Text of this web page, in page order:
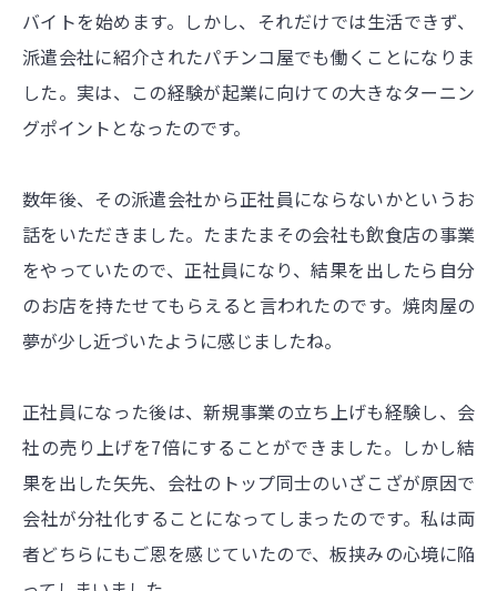
バイトを始めます。しかし、それだけでは生活できず、
派遣会社に紹介されたパチンコ屋でも働くことになりま
した。実は、この経験が起業に向けての大きなターニン
グポイントとなったのです。
数年後、その派遣会社から正社員にならないかというお
話をいただきました。たまたまその会社も飲食店の事業
をやっていたので、正社員になり、結果を出したら自分
のお店を持たせてもらえると言われたのです。焼肉屋の
夢が少し近づいたように感じましたね。
正社員になった後は、新規事業の立ち上げも経験し、会
社の売り上げを7倍にすることができました。しかし結
果を出した矢先、会社のトップ同士のいざこざが原因で
会社が分社化することになってしまったのです。私は両
者どちらにもご恩を感じていたので、板挟みの心境に陥